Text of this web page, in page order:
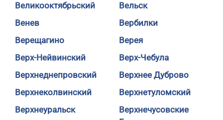
Великооктябрьский
Вельск
Венев
Вербилки
Верещагино
Верея
Верх-Нейвинский
Верх-Чебула
Верхнеднепровский
Верхнее Дуброво
Верхнеколвинский
Верхнетуломский
Верхнеуральск
Верхнечусовские